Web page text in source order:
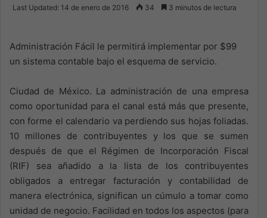
Last Updated: 14 de enero de 2016 34 3 minutos de lectura
Administración Fácil le permitirá implementar por $99
un sistema contable bajo el esquema de servicio.
Ciudad de México. La administración de una empresa
como oportunidad para el canal está más que presente,
con forme el calendario va perdiendo sus hojas foliadas.
10 millones de contribuyentes y los que se sumen
después de que el Régimen de Incorporación Fiscal
(RIF) sea añadido a la lista de los contribuyentes
obligados a entregar facturación y contabilidad de
manera electrónica, significan un cúmulo a tomar como
unidad de negocio. Facilidad en todos los aspectos (para